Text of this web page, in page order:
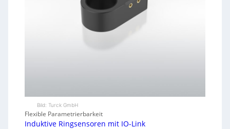
Bild: Turck GmbH
Flexible Parametrierbarkeit
Induktive Ringsensoren mit IO-Link